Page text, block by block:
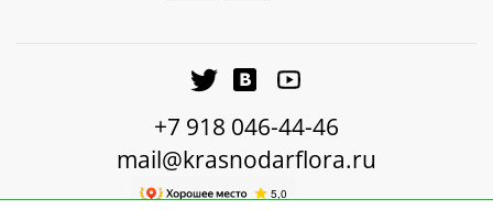
+7 918 046-44-46
mail@krasnodarflora.ru